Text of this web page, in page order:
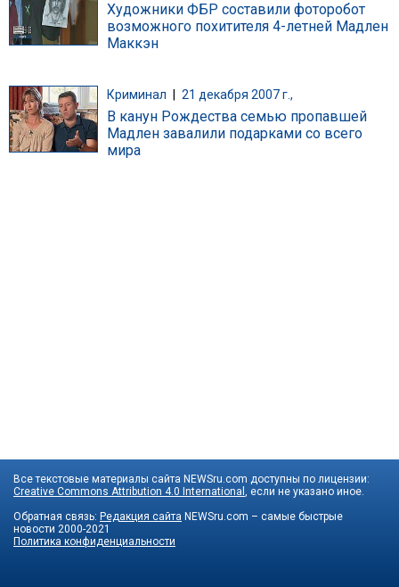
Художники ФБР составили фоторобот
возможного похитителя 4-летней Мадлен
Маккэн
Криминал | 21 декабря 2007 г.,
В канун Рождества семью пропавшей
Мадлен завалили подарками со всего
мира
Все текстовые материалы сайта NEWSru.com доступны по лицензии:
Creative Commons Attribution 4.0 International , если не указано иное.
Обратная связь: Редакция сайта NEWSru.com – самые быстрые
новости 2000-2021
Политика конфиденциальности